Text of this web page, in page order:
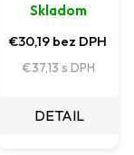
Leaftron pre
napájacie systémy
Skladom
€30,19 bez DPH
€37,13
DETAIL